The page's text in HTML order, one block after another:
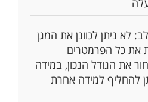
לא ניתן לכוונן את המגן
את כל הפרמטרים
את הגודל הנכון, במידה
להחליף למידה אחרת